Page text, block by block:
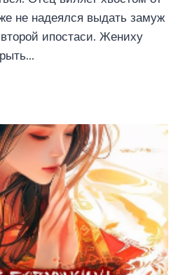
не надеялся выдать замуж
ипостаси. Жениху